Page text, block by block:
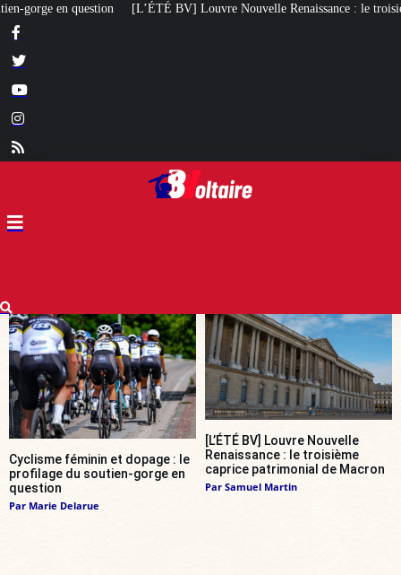
Nouvelle Renaissance : le troisième caprice patrimonial de Macron
Cyclisme féminin et dopage : le
profilage du soutien-gorge en
question
Par Marie Delarue
[L’ÉTÉ BV] Louvre Nouvelle
Renaissance : le troisième
caprice patrimonial de Macron
Par Samuel Martin